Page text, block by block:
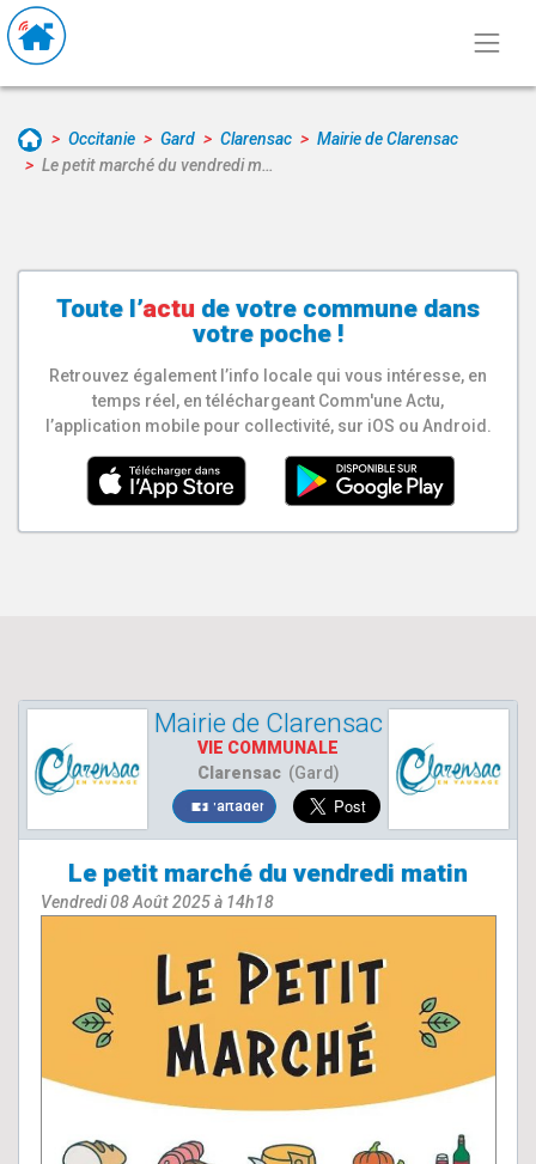
Occitanie Gard Clarensac
Mairie de Clarensac
Le petit marché du vendredi m…
Toute l’actu de votre commune dans
votre poche !
Retrouvez également l’info locale qui vous intéresse, en
temps réel, en téléchargeant Comm'une Actu,
l’application mobile pour collectivité, sur iOS ou Android.
Mairie de Clarensac
VIE COMMUNALE
Clarensac(Gard)
Partager
Le petit marché du vendredi matin
Vendredi 08 Août 2025 à 14h18